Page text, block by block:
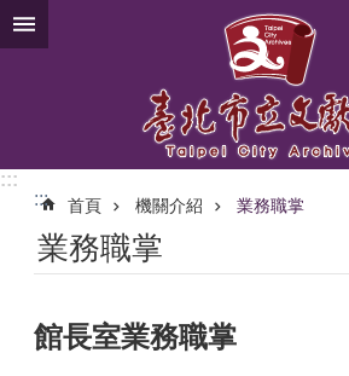
跳到主要內容區塊
:::
:::
首頁 機關介紹 業務職掌
業務職掌
館長室業務職掌